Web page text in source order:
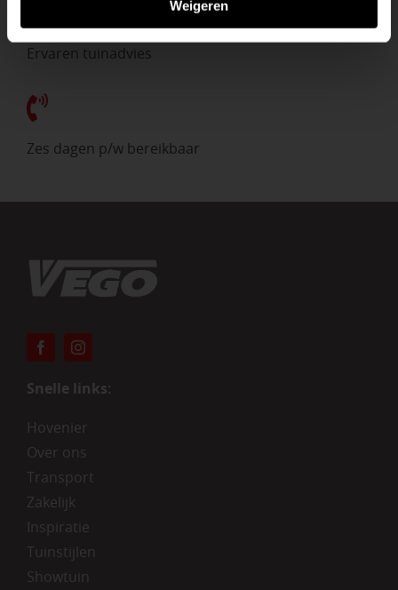
Weigeren
Ervaren tuinadvies
Zes dagen p/w bereikbaar
Snelle links:
Hovenier
Over ons
Transport
Zakelijk
Inspiratie
Tuinstijlen
Showtuin